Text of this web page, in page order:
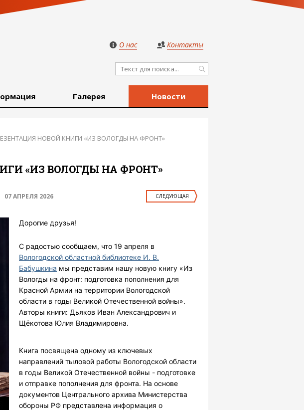
О нас Контакты
Галерея Новости
НОВОЙ КНИГИ «ИЗ ВОЛОГДЫ НА ФРОНТ»
«ИЗ ВОЛОГДЫ НА ФРОНТ»
СЛЕДУЮЩАЯ
07 АПРЕЛЯ 2026
Дорогие друзья!
С радостью сообщаем, что 19 апреля в
Вологодской областной библиотеке И. В.
Бабушкина мы представим нашу новую книгу «Из
Вологды на фронт: подготовка пополнения для
Красной Армии на территории Вологодской
области в годы Великой Отечественной войны».
Авторы книги: Дьяков Иван Александрович и
Щёкотова Юлия Владимировна.
Книга посвящена одному из ключевых
направлений тыловой работы Вологодской области
в годы Великой Отечественной войны - подготовке
и отправке пополнения для фронта. На основе
документов Центрального архива Министерства
обороны РФ представлена информация о